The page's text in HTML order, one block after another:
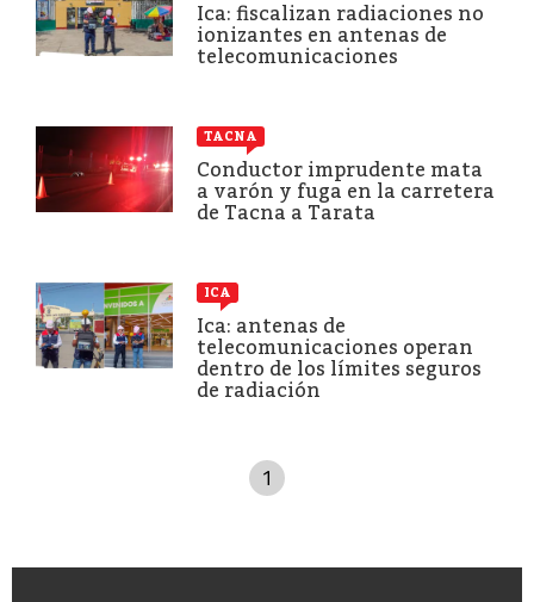
Ica: fiscalizan radiaciones no
ionizantes en antenas de
telecomunicaciones
TACNA
Conductor imprudente mata
a varón y fuga en la carretera
de Tacna a Tarata
ICA
Ica: antenas de
telecomunicaciones operan
dentro de los límites seguros
de radiación
1